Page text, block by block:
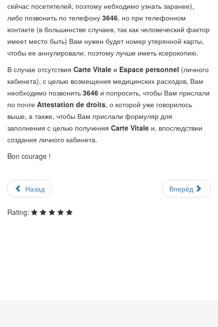
сейчас посетителей, поэтому небходимо узнать заранее),
либо позвонить по телефону 3646, но при телефонном
контакте (в большинстве случаев, так как человеческий фактор
имеет место быть) Вам нужен будет номер утерянной карты,
чтобы ее аннулировали, поэтому лучше иметь ксерокопию.
В случае отсутствия Carte Vitale и Espace personnel (личного
кабинета), с целью возмещения медицинских расходов, Вам
необходимо позвонить 3646 и попросить, чтобы Вам прислали
по почте Attestation de droits, о которой уже говорилось
выше, а также, чтобы Вам прислали формуляр для
заполнения с целью получения Carte Vitale и, впоследствии
создания личного кабинета.
Bon courage !
Назад Вперёд
Rating: